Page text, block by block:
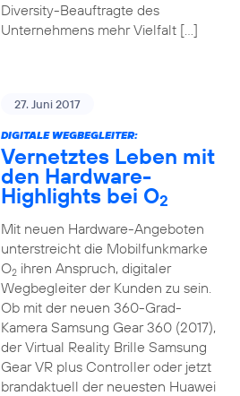
Diversity-Beauftragte des
Unternehmens mehr Vielfalt […]
27. Juni 2017
DIGITALE WEGBEGLEITER:
Vernetztes Leben mit
den Hardware-
Highlights bei O2
Mit neuen Hardware-Angeboten
unterstreicht die Mobilfunkmarke
O2ihren Anspruch, digitaler
Wegbegleiter der Kunden zu sein.
Ob mit der neuen 360-Grad-
Kamera Samsung Gear 360 (2017),
der Virtual Reality Brille Samsung
Gear VR plus Controller oder jetzt
brandaktuell der neuesten Huawei